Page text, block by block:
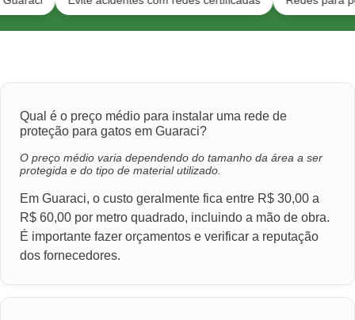
Qual é o preço médio para instalar uma rede de
proteção para gatos em Guaraci?
O preço médio varia dependendo do tamanho da área a ser
protegida e do tipo de material utilizado.
Em Guaraci, o custo geralmente fica entre R$ 30,00 a
R$ 60,00 por metro quadrado, incluindo a mão de obra.
É importante fazer orçamentos e verificar a reputação
dos fornecedores.